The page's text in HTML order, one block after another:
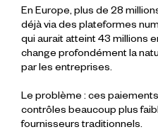
En Europe, plus de 28
déjà via des plateformes
qui aurait atteint 43 millions
change profondément la
par les entreprises.
Le problème : ces
contrôles beaucoup plus
fournisseurs traditionnels.